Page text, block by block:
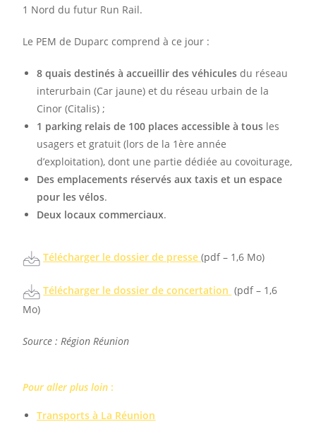
1 Nord du futur Run Rail.
Le PEM de Duparc comprend à ce jour :
8 quais destinés à accueillir des véhicules du réseau
interurbain (Car jaune) et du réseau urbain de la
Cinor (Citalis) ;
1 parking relais de 100 places accessible à tous les
usagers et gratuit (lors de la 1ère année
d’exploitation), dont une partie dédiée au covoiturage,
Des emplacements réservés aux taxis et un espace
pour les vélos.
Deux locaux commerciaux.
Télécharger le dossier de presse (pdf – 1,6 Mo)
Télécharger le dossier de concertation (pdf – 1,6
Mo)
Source : Région Réunion
Pour aller plus loin :
Transports à La Réunion